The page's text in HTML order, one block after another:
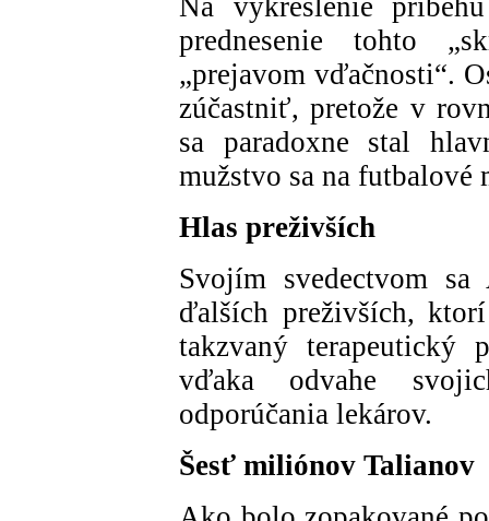
prednesenie tohto
„prejavom vďačnosti“.
zúčastniť, pretože v
sa paradoxne stal
mužstvo sa na futbalové
Hlas preživších
Svojím svedectvom
ďalších preživších,
takzvaný
vďaka odvahe
odporúčania lekárov.
Šesť miliónov Talianov